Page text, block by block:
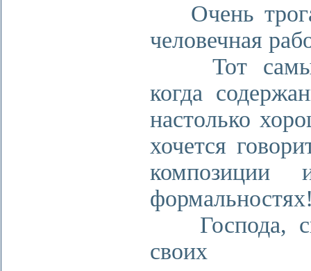
Очень
человечная
Тот самый
когда
настолько
хочется
композиции
Господа,
своих